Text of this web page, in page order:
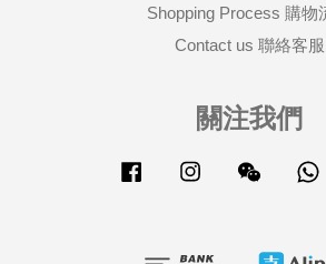
Shopping Process 購物
Contact us 聯絡客服
關注我們
Facebook Instagram Wechat